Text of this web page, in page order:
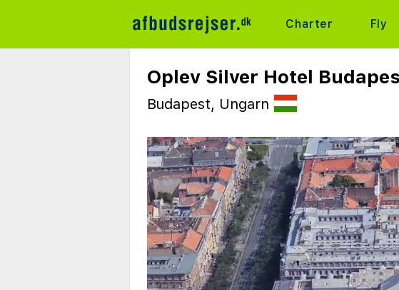
Charter Fly
Oplev Silver Hotel
Budapest, Ungarn